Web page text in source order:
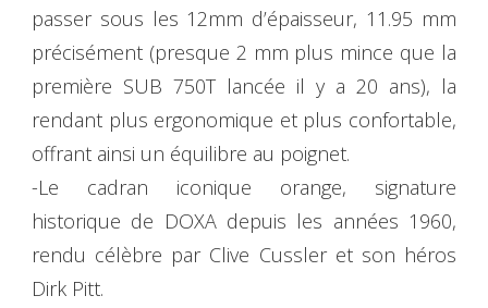
passer sous les 12mm d’épaisseur, 11.95 mm
précisément (presque 2 mm plus mince que la
première SUB 750T lancée il y a 20 ans), la
rendant plus ergonomique et plus confortable,
offrant ainsi un équilibre au poignet.
-Le cadran iconique orange, signature
historique de DOXA depuis les années 1960,
rendu célèbre par Clive Cussler et son héros
Dirk Pitt.